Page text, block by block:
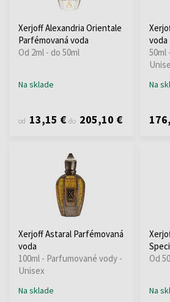
Xerjoff Alexandria Orientale
Parfémovaná voda
Od 2ml - do 50ml
Na sklade
od 13,15 € do 205,10 €
voda
50ml
Na
Xerjoff Astaral Parfémovaná
voda
100ml - Parfumované vody -
Unisex
Na sklade
Od
Na